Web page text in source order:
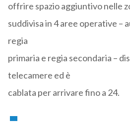
offrire spazio aggiuntivo nelle
suddivisa in 4 aree operative –
regia
primaria e regia secondaria –
telecamere ed è
cablata per arrivare fino a 24.